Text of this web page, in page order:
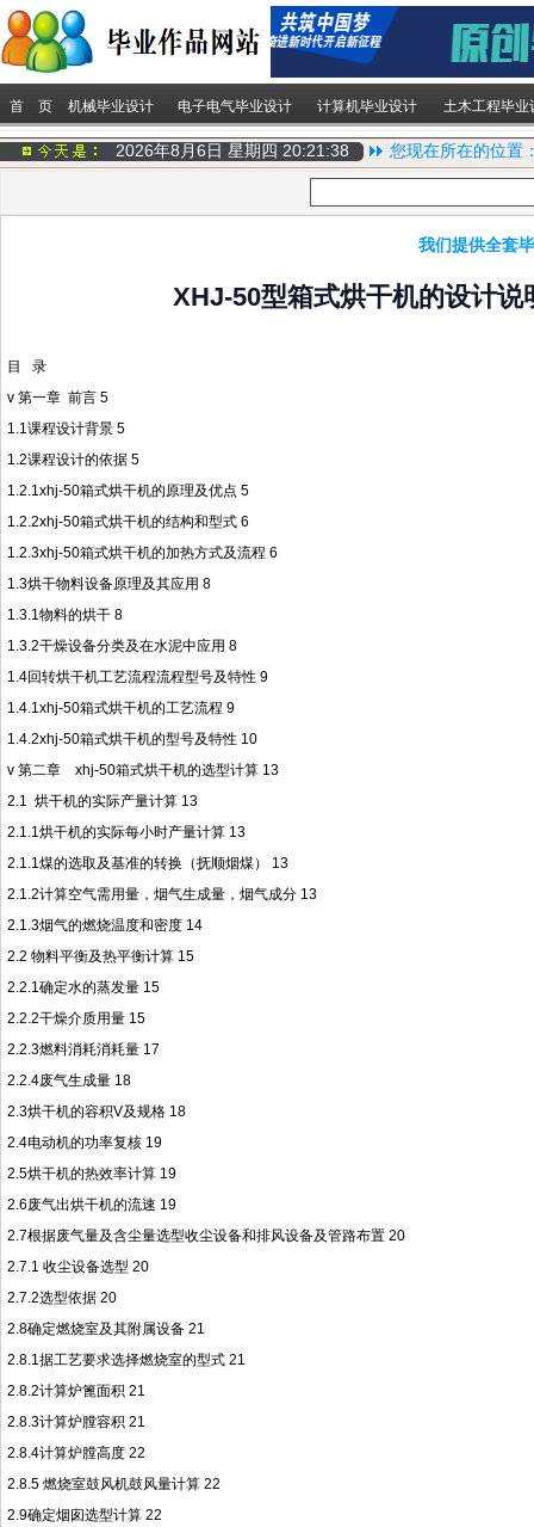
首 页 机械毕业设计 电子电气毕业设计 计算机毕业设计 土木工程毕业
2026年8月6日 星期四 20:21:38 您现在所在的位置
我们提供全套
XHJ-50型箱式烘干机的设计
目 录
v 第一章 前言 5
1.1课程设计背景 5
1.2课程设计的依据 5
1.2.1xhj-50箱式烘干机的原理及优点 5
1.2.2xhj-50箱式烘干机的结构和型式 6
1.2.3xhj-50箱式烘干机的加热方式及流程 6
1.3烘干物料设备原理及其应用 8
1.3.1物料的烘干 8
1.3.2干燥设备分类及在水泥中应用 8
1.4回转烘干机工艺流程流程型号及特性 9
1.4.1xhj-50箱式烘干机的工艺流程 9
1.4.2xhj-50箱式烘干机的型号及特性 10
v 第二章 xhj-50箱式烘干机的选型计算 13
2.1 烘干机的实际产量计算 13
2.1.1烘干机的实际每小时产量计算 13
2.1.1煤的选取及基准的转换（抚顺烟煤） 13
2.1.2计算空气需用量，烟气生成量，烟气成分 13
2.1.3烟气的燃烧温度和密度 14
2.2 物料平衡及热平衡计算 15
2.2.1确定水的蒸发量 15
2.2.2干燥介质用量 15
2.2.3燃料消耗消耗量 17
2.2.4废气生成量 18
2.3烘干机的容积V及规格 18
2.4电动机的功率复核 19
2.5烘干机的热效率计算 19
2.6废气出烘干机的流速 19
2.7根据废气量及含尘量选型收尘设备和排风设备及管路布置 20
2.7.1 收尘设备选型 20
2.7.2选型依据 20
2.8确定燃烧室及其附属设备 21
2.8.1据工艺要求选择燃烧室的型式 21
2.8.2计算炉篦面积 21
2.8.3计算炉膛容积 21
2.8.4计算炉膛高度 22
2.8.5 燃烧室鼓风机鼓风量计算 22
2.9确定烟囱选型计算 22